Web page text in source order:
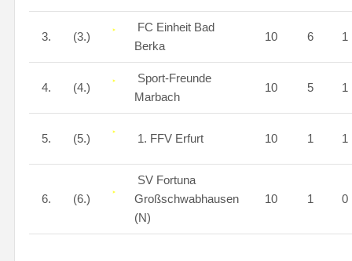
3. (3.)
FC Einheit Bad
Berka
10 6 1
4. (4.)
Sport-Freunde
Marbach
10 5 1
5. (5.) 1. FFV Erfurt 10 1 1
6. (6.)
SV Fortuna
Großschwabhausen
(N)
10 1 0